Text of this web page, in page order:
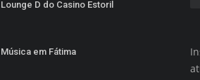
Lounge D do Casino Estoril
Música em Fátima